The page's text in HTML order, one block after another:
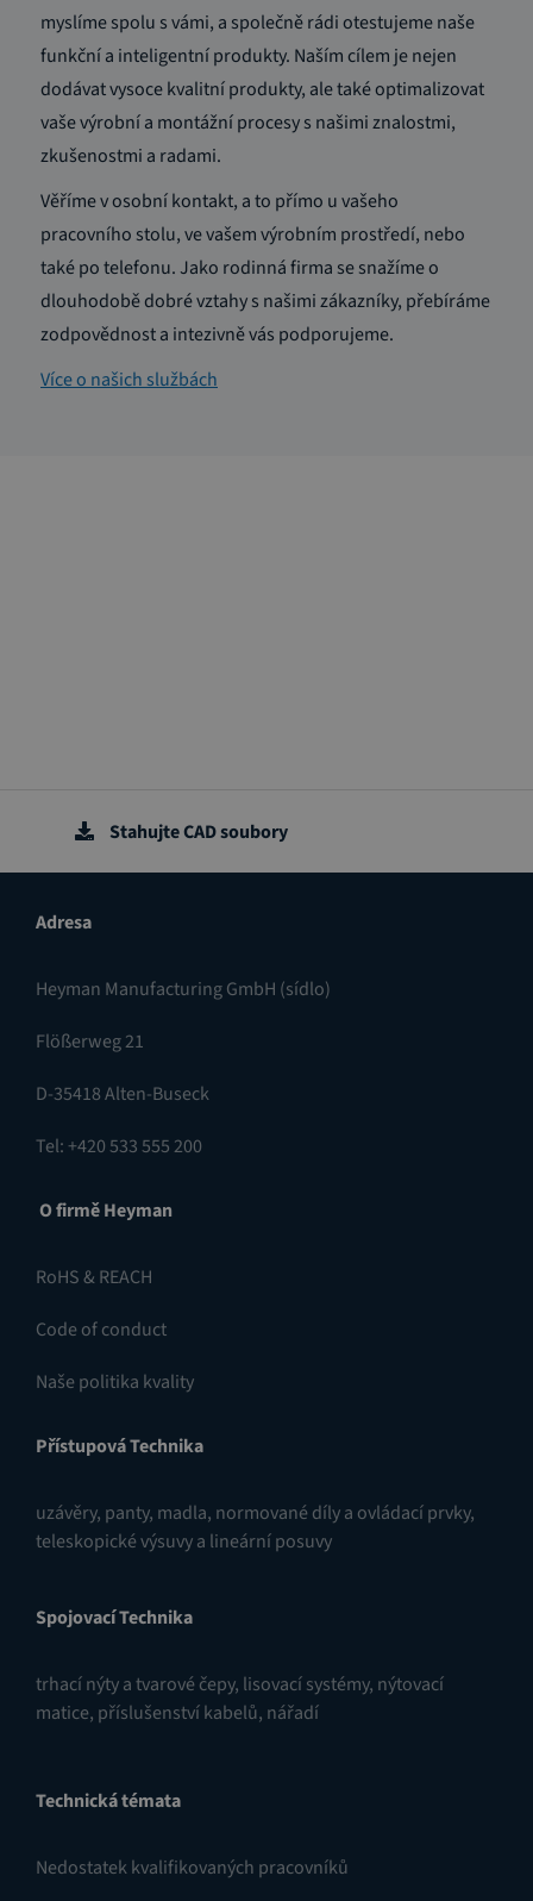
myslíme spolu s vámi, a společně rádi otestujeme naše
funkční a inteligentní produkty. Naším cílem je nejen
dodávat vysoce kvalitní produkty, ale také optimalizovat
vaše výrobní a montážní procesy s našimi znalostmi,
zkušenostmi a radami.
Věříme v osobní kontakt, a to přímo u vašeho
pracovního stolu, ve vašem výrobním prostředí, nebo
také po telefonu. Jako rodinná firma se snažíme o
dlouhodobě dobré vztahy s našimi zákazníky, přebíráme
zodpovědnost a intezivně vás podporujeme.
Více o našich službách
Stahujte CAD soubory
Adresa
Heyman Manufacturing GmbH (sídlo)
Flößerweg 21
D-35418 Alten-Buseck
Tel: +420 533 555 200
O firmě Heyman
RoHS & REACH
Code of conduct
Naše politika kvality
Přístupová Technika
uzávěry, panty, madla, normované díly a ovládací prvky,
teleskopické výsuvy a lineární posuvy
Spojovací Technika
trhací nýty a tvarové čepy, lisovací systémy, nýtovací
matice, příslušenství kabelů, nářadí
Technická témata
Nedostatek kvalifikovaných pracovníků